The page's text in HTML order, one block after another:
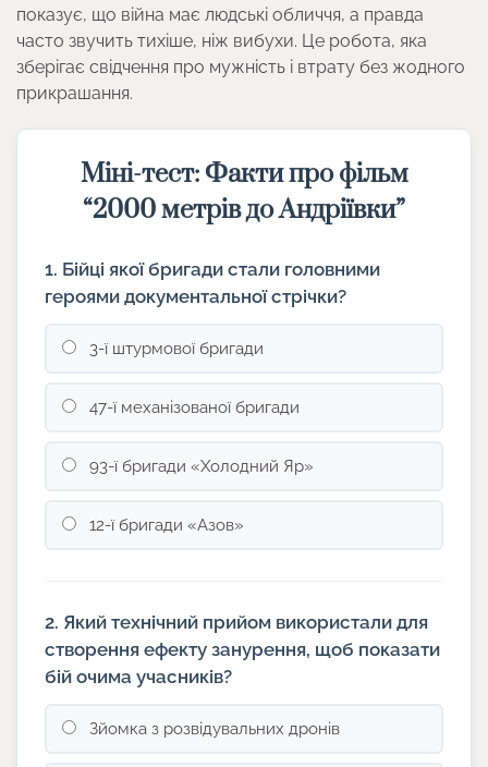
показує, що війна має людські обличчя, а правда
часто звучить тихіше, ніж вибухи. Це робота, яка
зберігає свідчення про мужність і втрату без жодного
прикрашання.
Міні-тест: Факти про фільм
“2000 метрів до Андріївки”
1. Бійці якої бригади стали головними
героями документальної стрічки?
3-ї штурмової бригади
47-ї механізованої бригади
93-ї бригади «Холодний Яр»
12-ї бригади «Азов»
2. Який технічний прийом використали для
створення ефекту занурення, щоб показати
бій очима учасників?
Зйомка з розвідувальних дронів